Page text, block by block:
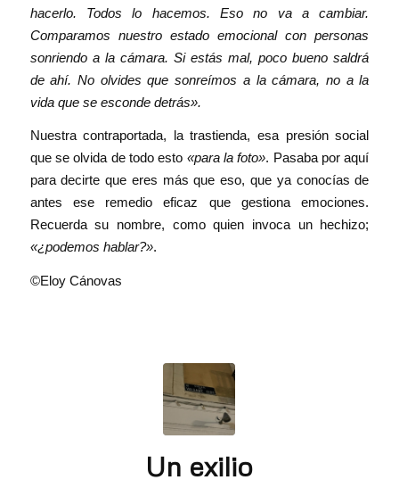
hacerlo. Todos lo hacemos. Eso no va a cambiar.
Comparamos nuestro estado emocional con personas
sonriendo a la cámara. Si estás mal, poco bueno saldrá
de ahí. No olvides que sonreímos a la cámara, no a la
vida que se esconde detrás».
Nuestra contraportada, la trastienda, esa presión social
que se olvida de todo esto «para la foto». Pasaba por aquí
para decirte que eres más que eso, que ya conocías de
antes ese remedio eficaz que gestiona emociones.
Recuerda su nombre, como quien invoca un hechizo;
«¿podemos hablar?».
©Eloy Cánovas
Un exilio